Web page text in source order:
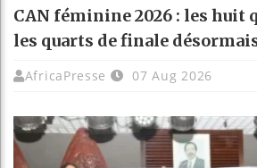
CAN féminine 2026 : les huit
les quarts de finale
AfricaPresse 07 Aug 2026